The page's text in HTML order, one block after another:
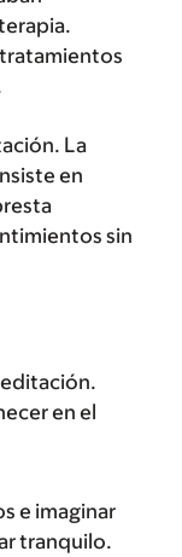
La
en
sin
en el
e imaginar
tranquilo.